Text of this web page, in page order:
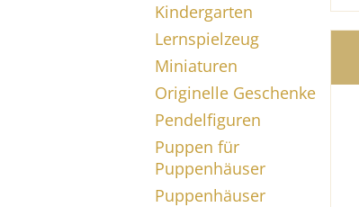
Kindergarten
Lernspielzeug
Miniaturen
Originelle Geschenke
Pendelfiguren
Puppen für
Puppenhäuser
Puppenhäuser